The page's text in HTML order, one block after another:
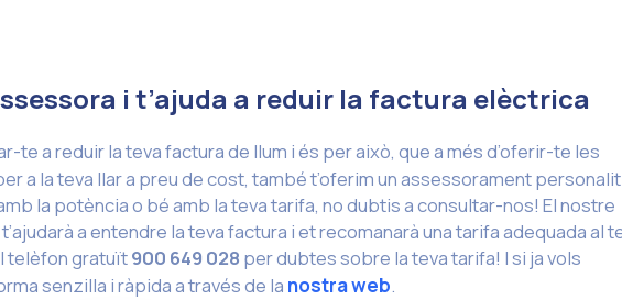
i t’ajuda a reduir la factura elèctrica
te a reduir la teva factura de llum i és per això, que a més d’oferir-te les
a la teva llar a preu de cost, també t’oferim un assessorament
la potència o bé amb la teva tarifa, no dubtis a consultar-nos! El nostre
a entendre la teva factura i et recomanarà una tarifa adequada al
telèfon gratuït900 649 028 per dubtes sobre la teva tarifa! I si ja vols
senzilla i ràpidaa través de la nostra web.